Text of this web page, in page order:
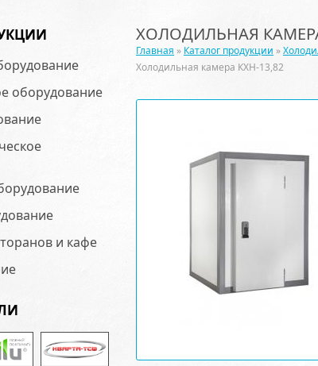
оборудование
и кафе
ХОЛОДИЛЬНАЯ
Главная » Каталог продукции »
Холодильная камера КХН-13,82